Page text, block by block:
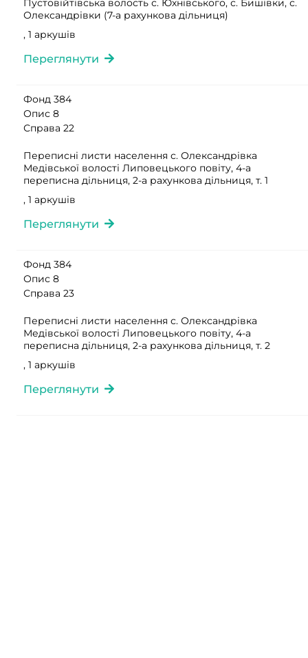
Пустовійтівська волость с. Юхнівського, с. Бишівки, с.
Олександрівки (7-а рахункова дільниця)
, 1 аркушів
Переглянути
Фонд 384
Опис 8
Справа 22
Переписні листи населення с. Олександрівка
Медівської волості Липовецького повіту, 4-а
переписна дільниця, 2-а рахункова дільниця, т. 1
, 1 аркушів
Переглянути
Фонд 384
Опис 8
Справа 23
Переписні листи населення с. Олександрівка
Медівської волості Липовецького повіту, 4-а
переписна дільниця, 2-а рахункова дільниця, т. 2
, 1 аркушів
Переглянути